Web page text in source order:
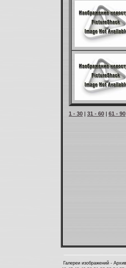
1 - 30 | 31 - 60 | 61 - 90
Галереи изображений -